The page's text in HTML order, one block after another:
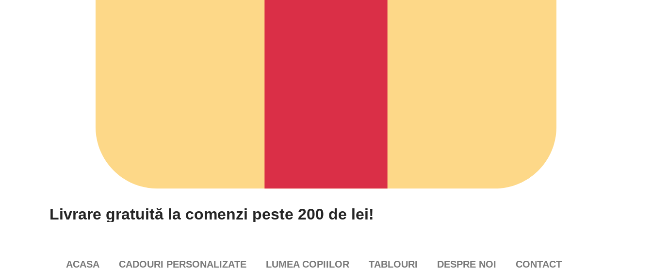
Livrare gratuită la comenzi peste 200 de lei!
ACASA CADOURI PERSONALIZATE LUMEA COPIILOR TABLOURI DESPRE NOI CONTACT